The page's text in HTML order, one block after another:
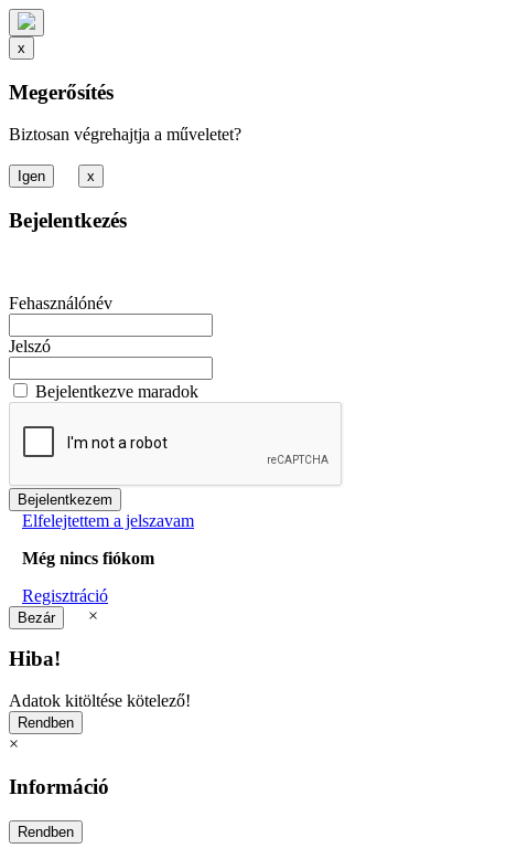
x
Megerősítés
Biztosan végrehajtja a műveletet?
x
Bejelentkezés
Fehasználónév
Jelszó
Bejelentkezve maradok
Elfelejtettem a jelszavam
Még nincs fiókom
Regisztráció
×
Hiba!
Adatok kitöltése kötelező!
×
Információ